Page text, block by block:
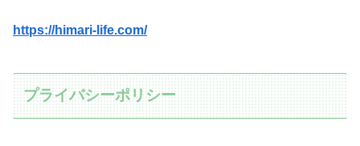
https://himari-life.com/
プライバシーポリシー